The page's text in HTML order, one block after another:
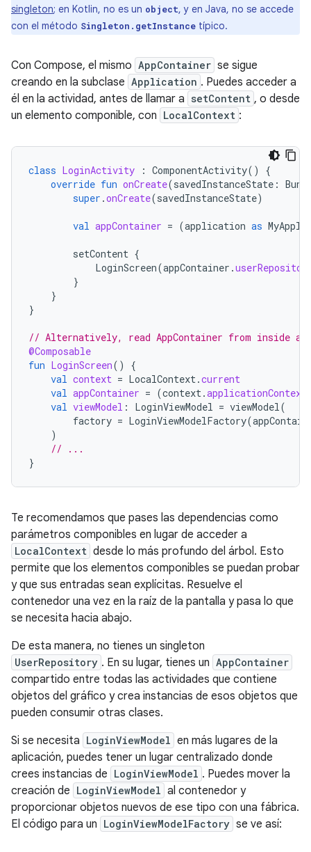
singleton; en Kotlin, no es un object, y en Java, no se accede
con el método Singleton.getInstance típico.
Con Compose, el mismo AppContainer se sigue
creando en la subclase Application . Puedes acceder a
él en la actividad, antes de llamar a setContent , o desde
un elemento componible, con LocalContext :
class LoginActivity : ComponentActivity()
{
override fun onCreate(savedInstanceState :
super .onCreate(savedInstanceState)
val appContainer = (application as
setContent {
LoginScreen(appContainer .
}
}
}
// Alternatively, read AppContainer from inside a
@Composable
fun LoginScreen()
{
val context = LocalContext.current
val appContainer = (context.applicationContext
val viewModel : LoginViewModel = viewModel(
factory = LoginViewModelFactory(
)
// ...
}
Te recomendamos que pases las dependencias como
parámetros componibles en lugar de acceder a
LocalContext desde lo más profundo del árbol. Esto
permite que los elementos componibles se puedan probar
y que sus entradas sean explícitas. Resuelve el
contenedor una vez en la raíz de la pantalla y pasa lo que
se necesita hacia abajo.
De esta manera, no tienes un singleton
UserRepository . En su lugar, tienes un AppContainer
compartido entre todas las actividades que contiene
objetos del gráfico y crea instancias de esos objetos que
pueden consumir otras clases.
Si se necesita LoginViewModel en más lugares de la
aplicación, puedes tener un lugar centralizado donde
crees instancias de LoginViewModel . Puedes mover la
creación de LoginViewModel al contenedor y
proporcionar objetos nuevos de ese tipo con una fábrica.
El código para un LoginViewModelFactory se ve así: